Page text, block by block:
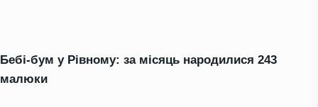
Бебі-бум у Рівному: за місяць народилися 243
малюки